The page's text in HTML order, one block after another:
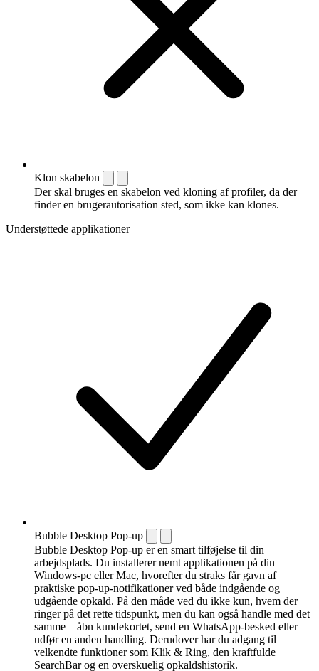
Klon skabelon
Der skal bruges en skabelon ved kloning af profiler, da der
finder en brugerautorisation sted, som ikke kan klones.
Understøttede applikationer
Bubble Desktop Pop-up
Bubble Desktop Pop-up er en smart tilføjelse til din
arbejdsplads. Du installerer nemt applikationen på din
Windows-pc eller Mac, hvorefter du straks får gavn af
praktiske pop-up-notifikationer ved både indgående og
udgående opkald. På den måde ved du ikke kun, hvem der
ringer på det rette tidspunkt, men du kan også handle med det
samme – åbn kundekortet, send en WhatsApp-besked eller
udfør en anden handling. Derudover har du adgang til
velkendte funktioner som Klik & Ring, den kraftfulde
SearchBar og en overskuelig opkaldshistorik.